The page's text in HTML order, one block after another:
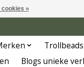
Blogs unieke
cookies »